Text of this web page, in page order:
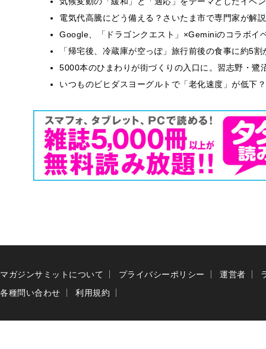
電気代高騰にどう備える？さいたま市で専門家が解
Google、「ドラゴンクエスト」×Geminiのコラボイ
「帰宅後、冷蔵庫が空っぽ」旅行前後の食事に約5
5000本のひまわりが街づくりの入口に。習志野・
いつものビヒダスヨーグルトで「老化速度」が低
マガジンサミットについて プライバシーポリシー 運営者
各種問い合わせ
利用規約